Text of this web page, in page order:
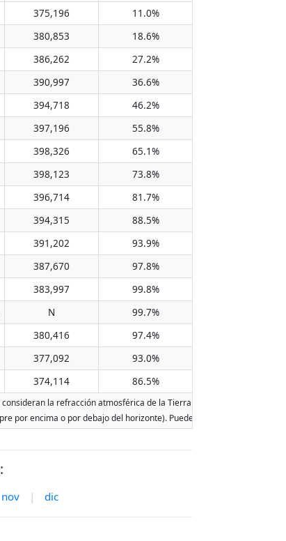
375,196
11.0%
380,853
18.6%
386,262
27.2%
390,997
36.6%
394,718
46.2%
397,196
55.8%
398,326
65.1%
398,123
73.8%
396,714
81.7%
394,315
88.5%
391,202
93.9%
387,670
97.8%
383,997
99.8%
N
99.7%
380,416
97.4%
377,092
93.0%
374,114 86.5%
la refracción atmosférica de la Tierra. Las fechas se
encima o por debajo del horizonte). Pueden ocurrir dos salidas
nov | dic